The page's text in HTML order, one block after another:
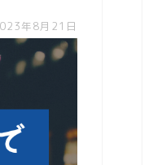
年8月21日